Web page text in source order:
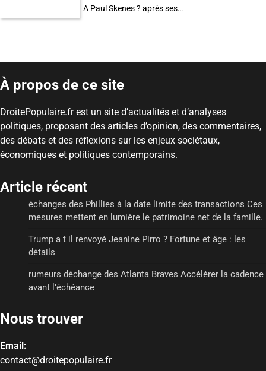
A Paul Skenes ? après ses…
À propos de ce site
DroitePopulaire.fr est un site d’actualités et d’analyses
politiques, proposant des articles d’opinion, des commentaires,
des débats et des réflexions sur les enjeux sociétaux,
économiques et politiques contemporains.
Article récent
échanges des Phillies à la date limite des transactions Ces
mesures mettent en lumière le patrimoine net de la famille.
Trump a t il renvoyé Jeanine Pirro ? Fortune et âge : les
détails
rumeurs déchange des Atlanta Braves Accélérer la cadence
avant l’échéance
Nous trouver
Email:
contact@droitepopulaire.fr